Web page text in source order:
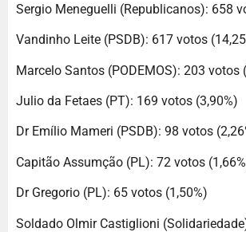
Sergio Meneguelli (Republicanos): 658
Vandinho Leite (PSDB): 617 votos
Marcelo Santos (PODEMOS): 203 votos
Julio da Fetaes (PT): 169 votos (3,90%)
Dr Emílio Mameri (PSDB): 98 votos
Capitão Assumção (PL): 72 votos
Dr Gregorio (PL): 65 votos (1,50%)
Soldado Olmir Castiglioni